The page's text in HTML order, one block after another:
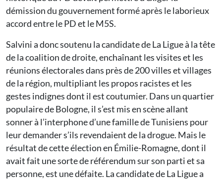
démission du gouvernement formé après le laborieux
accord entre le PD et le M5S.
Salvini a donc soutenu la candidate de La Ligue à la tête
de la coalition de droite, enchaînant les visites et les
réunions électorales dans près de 200 villes et villages
de la région, multipliant les propos racistes et les
gestes indignes dont il est coutumier. Dans un quartier
populaire de Bologne, il s’est mis en scène allant
sonner à l’interphone d’une famille de Tunisiens pour
leur demander s’ils revendaient de la drogue. Mais le
résultat de cette élection en Émilie-Romagne, dont il
avait fait une sorte de référendum sur son parti et sa
personne, est une défaite. La candidate de La Ligue a